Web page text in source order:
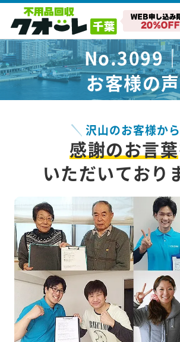
No.3099
お客様の声
沢山のお客様から
感謝のお言葉
いただいており